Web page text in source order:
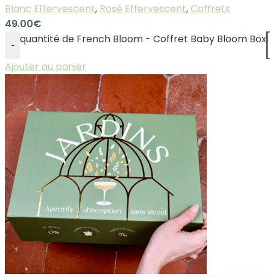
Blanc Effervescent, Rosé Effervescent,Coffrets
49.00€
-
quantité de French Bloom - Coffret Baby Bloom Box
Ajouter au panier